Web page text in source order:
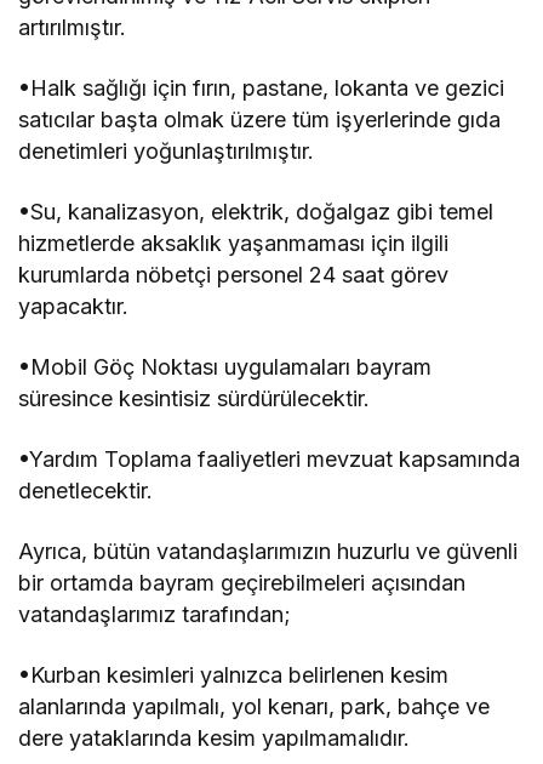
artırılmıştır.
•Halk sağlığı için fırın, pastane, lokanta ve gezici
satıcılar başta olmak üzere tüm işyerlerinde gıda
denetimleri yoğunlaştırılmıştır.
•Su, kanalizasyon, elektrik, doğalgaz gibi temel
hizmetlerde aksaklık yaşanmaması için ilgili
kurumlarda nöbetçi personel 24 saat görev
yapacaktır.
•Mobil Göç Noktası uygulamaları bayram
süresince kesintisiz sürdürülecektir.
•Yardım Toplama faaliyetleri mevzuat kapsamında
denetlecektir.
Ayrıca, bütün vatandaşlarımızın huzurlu ve güvenli
bir ortamda bayram geçirebilmeleri açısından
vatandaşlarımız tarafından;
•Kurban kesimleri yalnızca belirlenen kesim
alanlarında yapılmalı, yol kenarı, park, bahçe ve
dere yataklarında kesim yapılmamalıdır.